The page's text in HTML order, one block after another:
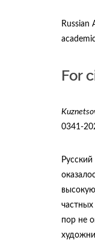
Russian
For
0341-
пор не